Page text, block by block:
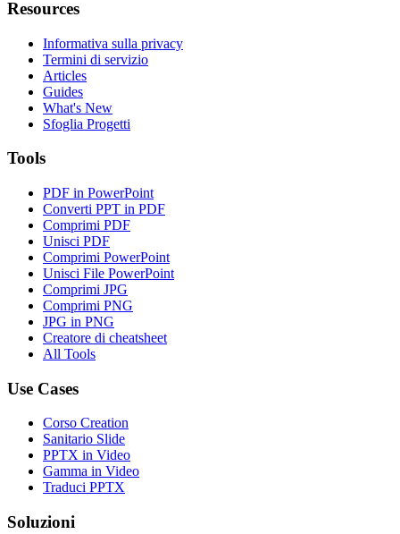
Resources
Informativa sulla privacy
Termini di servizio
Articles
Guides
What's New
Sfoglia Progetti
Tools
PDF in PowerPoint
Converti PPT in PDF
Comprimi PDF
Unisci PDF
Comprimi PowerPoint
Unisci File PowerPoint
Comprimi JPG
Comprimi PNG
JPG in PNG
Creatore di cheatsheet
All Tools
Use Cases
Corso Creation
Sanitario Slide
PPTX in Video
Gamma in Video
Traduci PPTX
Soluzioni